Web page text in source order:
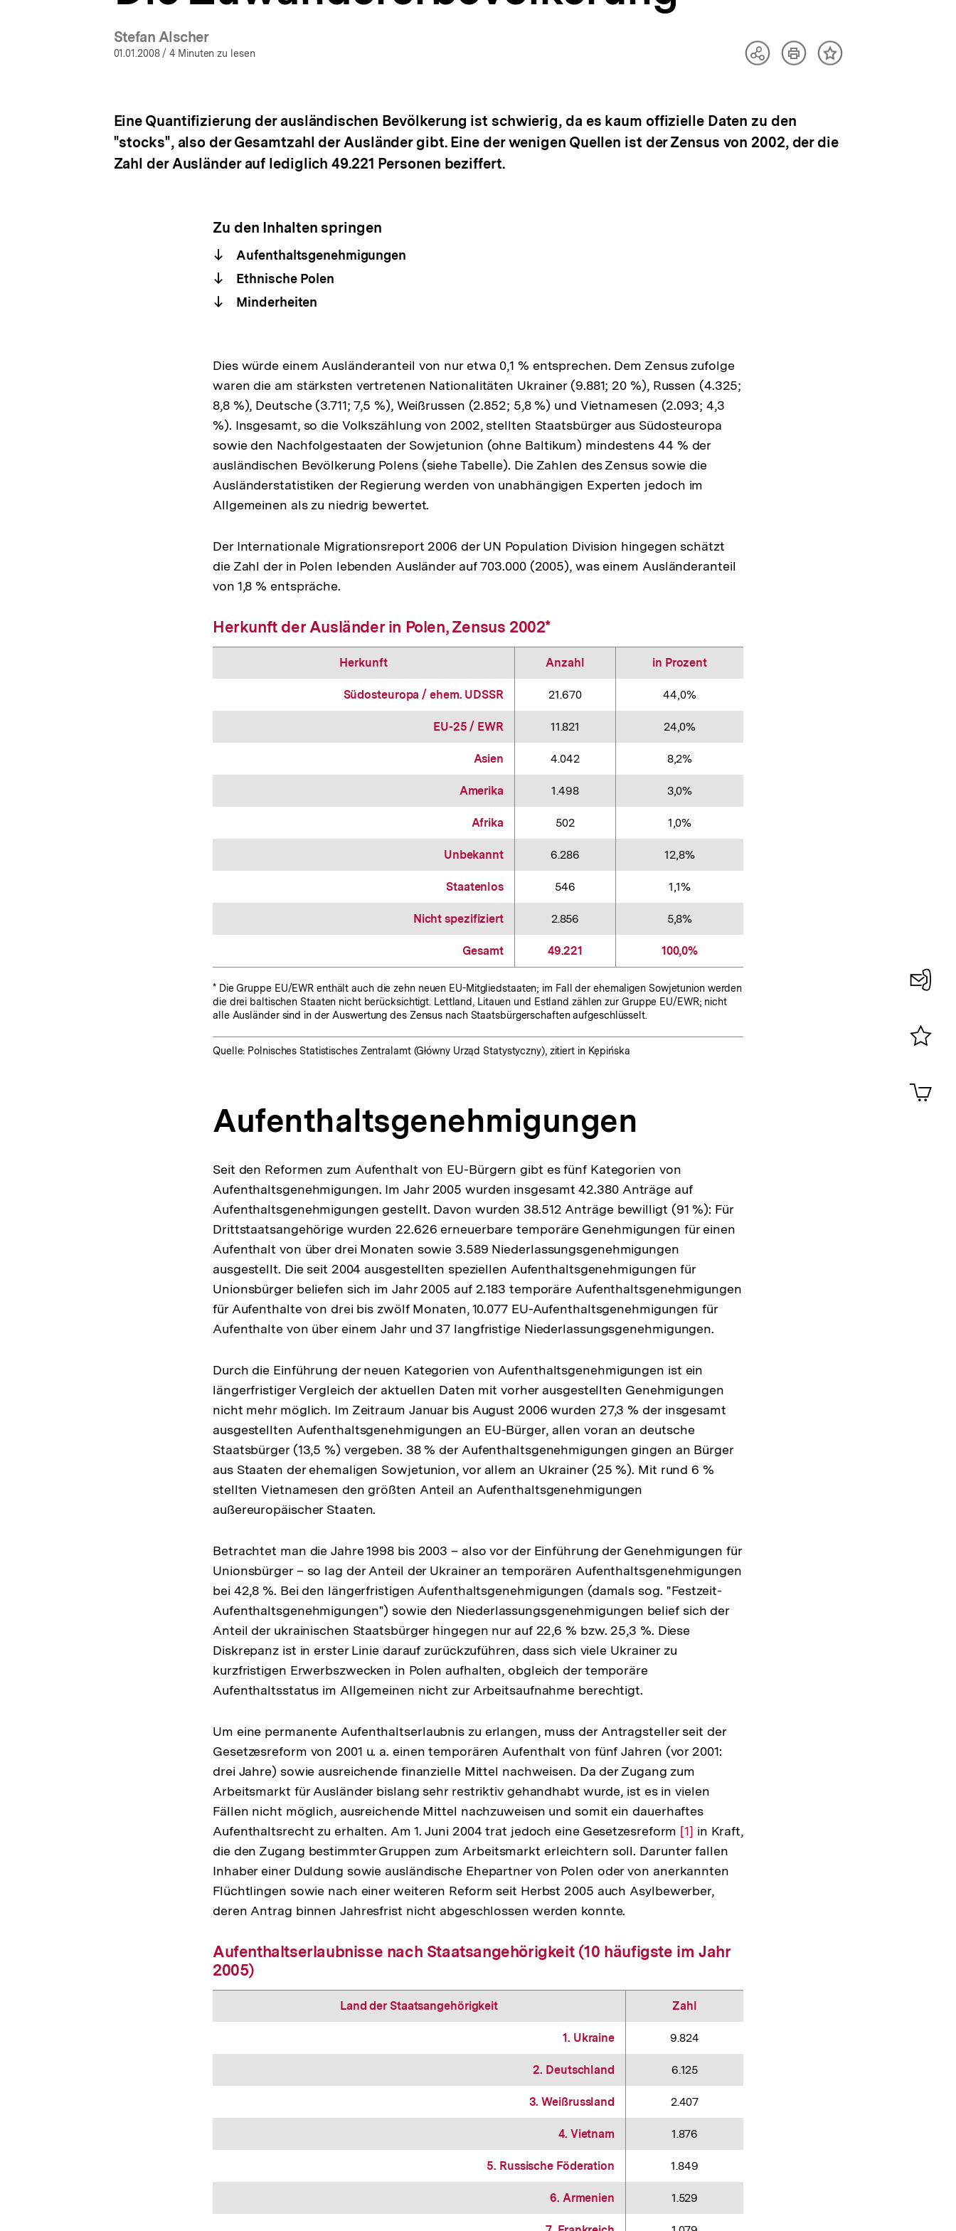
Stefan Alscher
01.01.2008/ 4 Minuten zu lesen
TeilenArtikelInhalt
Eine Quantifizierung der ausländischen Bevölkerung ist schwierig, da es kaum offizielle Daten zu den
"stocks", also der Gesamtzahl der Ausländer gibt. Eine der wenigen Quellen ist der Zensus von 2002, der die
Zahl der Ausländer auf lediglich 49.221 Personen beziffert.
Zu den Inhalten springen
Aufenthaltsgenehmigungen
Ethnische Polen
Minderheiten
Dies würde einem Ausländeranteil von nur etwa 0,1 % entsprechen. Dem Zensus zufolge
waren die am stärksten vertretenen Nationalitäten Ukrainer (9.881; 20 %), Russen (4.325;
8,8 %), Deutsche (3.711; 7,5 %), Weißrussen (2.852; 5,8 %) und Vietnamesen (2.093; 4,3
%). Insgesamt, so die Volkszählung von 2002, stellten Staatsbürger aus Südosteuropa
sowie den Nachfolgestaaten der Sowjetunion (ohne Baltikum) mindestens 44 % der
ausländischen Bevölkerung Polens (siehe Tabelle). Die Zahlen des Zensus sowie die
Ausländerstatistiken der Regierung werden von unabhängigen Experten jedoch im
Allgemeinen als zu niedrig bewertet.
Der Internationale Migrationsreport 2006 der UN Population Division hingegen schätzt
die Zahl der in Polen lebenden Ausländer auf 703.000 (2005), was einem Ausländeranteil
von 1,8 % entspräche.
Herkunft der Ausländer in Polen, Zensus 2002*
* Die Gruppe EU/EWR enthält auch die zehn neuen EU-Mitgliedstaaten; im Fall der ehemaligen Sowjetunion werden
die drei baltischen Staaten nicht berücksichtigt. Lettland, Litauen und Estland zählen zur Gruppe EU/EWR; nicht
alle Ausländer sind in der Auswertung des Zensus nach Staatsbürgerschaften aufgeschlüsselt.
Herkunft Anzahl in Prozent
Südosteuropa / ehem. UDSSR 21.670 44,0%
EU-25 / EWR 11.821 24,0%
Asien 4.042 8,2%
Amerika 1.498 3,0%
Afrika 502 1,0%
Unbekannt 6.286 12,8%
Staatenlos 546 1,1%
Nicht spezifiziert 2.856 5,8%
Gesamt 49.221 100,0%
Quelle: Polnisches Statistisches Zentralamt (Główny Urząd Statystyczny), zitiert in Kępińska
Aufenthaltsgenehmigungen
Seit den Reformen zum Aufenthalt von EU-Bürgern gibt es fünf Kategorien von
Aufenthaltsgenehmigungen. Im Jahr 2005 wurden insgesamt 42.380 Anträge auf
Aufenthaltsgenehmigungen gestellt. Davon wurden 38.512 Anträge bewilligt (91 %): Für
Drittstaatsangehörige wurden 22.626 erneuerbare temporäre Genehmigungen für einen
Aufenthalt von über drei Monaten sowie 3.589 Niederlassungsgenehmigungen
ausgestellt. Die seit 2004 ausgestellten speziellen Aufenthaltsgenehmigungen für
Unionsbürger beliefen sich im Jahr 2005 auf 2.183 temporäre Aufenthaltsgenehmigungen
für Aufenthalte von drei bis zwölf Monaten, 10.077 EU-Aufenthaltsgenehmigungen für
Aufenthalte von über einem Jahr und 37 langfristige Niederlassungsgenehmigungen.
Durch die Einführung der neuen Kategorien von Aufenthaltsgenehmigungen ist ein
längerfristiger Vergleich der aktuellen Daten mit vorher ausgestellten Genehmigungen
nicht mehr möglich. Im Zeitraum Januar bis August 2006 wurden 27,3 % der insgesamt
ausgestellten Aufenthaltsgenehmigungen an EU-Bürger, allen voran an deutsche
Staatsbürger (13,5 %) vergeben. 38 % der Aufenthaltsgenehmigungen gingen an Bürger
aus Staaten der ehemaligen Sowjetunion, vor allem an Ukrainer (25 %). Mit rund 6 %
stellten Vietnamesen den größten Anteil an Aufenthaltsgenehmigungen
außereuropäischer Staaten.
Betrachtet man die Jahre 1998 bis 2003 – also vor der Einführung der Genehmigungen für
Unionsbürger – so lag der Anteil der Ukrainer an temporären Aufenthaltsgenehmigungen
bei 42,8 %. Bei den längerfristigen Aufenthaltsgenehmigungen (damals sog. "Festzeit-
Aufenthaltsgenehmigungen") sowie den Niederlassungsgenehmigungen belief sich der
Anteil der ukrainischen Staatsbürger hingegen nur auf 22,6 % bzw. 25,3 %. Diese
Diskrepanz ist in erster Linie darauf zurückzuführen, dass sich viele Ukrainer zu
kurzfristigen Erwerbszwecken in Polen aufhalten, obgleich der temporäre
Aufenthaltsstatus im Allgemeinen nicht zur Arbeitsaufnahme berechtigt.
Um eine permanente Aufenthaltserlaubnis zu erlangen, muss der Antragsteller seit der
Gesetzesreform von 2001 u. a. einen temporären Aufenthalt von fünf Jahren (vor 2001:
drei Jahre) sowie ausreichende finanzielle Mittel nachweisen. Da der Zugang zum
Arbeitsmarkt für Ausländer bislang sehr restriktiv gehandhabt wurde, ist es in vielen
Fällen nicht möglich, ausreichende Mittel nachzuweisen und somit ein dauerhaftes
Aufenthaltsrecht zu erhalten. Am 1. Juni 2004 trat jedoch eine Gesetzesreform Zur
Auflösung
der
Fußnote
[1] in Kraft,
die den Zugang bestimmter Gruppen zum Arbeitsmarkt erleichtern soll. Darunter fallen
Inhaber einer Duldung sowie ausländische Ehepartner von Polen oder von anerkannten
Flüchtlingen sowie nach einer weiteren Reform seit Herbst 2005 auch Asylbewerber,
deren Antrag binnen Jahresfrist nicht abgeschlossen werden konnte.
Aufenthaltserlaubnisse nach Staatsangehörigkeit (10 häufigste im Jahr
2005)
Land der Staatsangehörigkeit Zahl
1. Ukraine 9.824
2. Deutschland 6.125
3. Weißrussland 2.407
4. Vietnam 1.876
5. Russische Föderation 1.849
6. Armenien 1.529